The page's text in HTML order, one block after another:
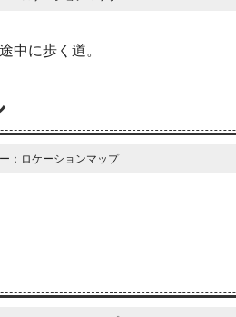
中に歩く道。
ロケーションマップ